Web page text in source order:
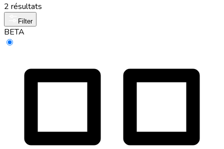
2 résultats
Filter
BETA